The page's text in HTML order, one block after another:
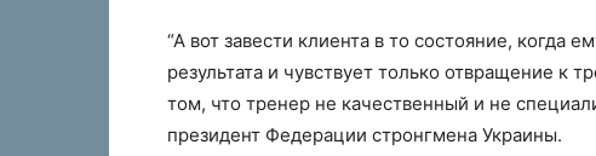
“А вот завести клиента в то состояние, когда
результата и чувствует только отвращение к
том, что тренер не качественный и не
президент Федерации стронгмена Украины.